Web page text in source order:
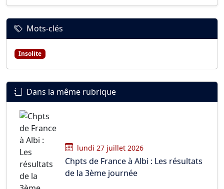
Mots-clés
Insolite
Dans la même rubrique
lundi 27 juillet 2026
Chpts de France à Albi : Les résultats
de la 3ème journée